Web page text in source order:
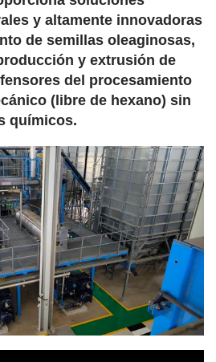
y altamente innovadoras
de semillas oleaginosas,
y extrusión de
del procesamiento
(libre de hexano) sin
químicos.